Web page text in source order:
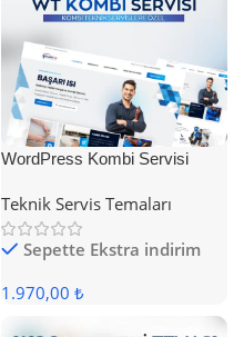
WordPress Kombi Servisi
Teknik Servis Temaları
Sepette Ekstra indirim
1.970,00 ₺